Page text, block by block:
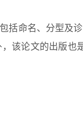
括命名、分型及
该论文的出版也